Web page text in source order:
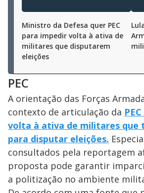
d
e
o
Ministro da Defesa quer PEC
para impedir volta à ativa de
militares que disputarem
eleições
PEC
A orientação das Forças
contexto de articulação da
volta à ativa de militares que
para disputar eleições.
consultados pela reportagem
proposta pode garantir
a politização no ambiente